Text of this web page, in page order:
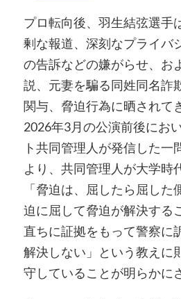
プロ転向後、羽生結弦選手
剰な報道、深刻なプライバ
の告訴などの嫌がらせ、お
説、元妻を騙る同姓同名詐
関与、脅迫行為に晒されて
2026年3月の公演前後にお
ト共同管理人が発信した一
より、共同管理人が大学時
「脅迫は、屈したら屈し
迫に屈して脅迫が解決する
直ちに証拠をもって警察に
解決しない」という教えに
守していることが明らかに